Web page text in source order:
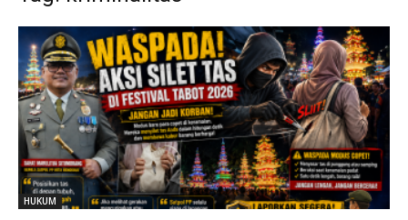
HUKUM